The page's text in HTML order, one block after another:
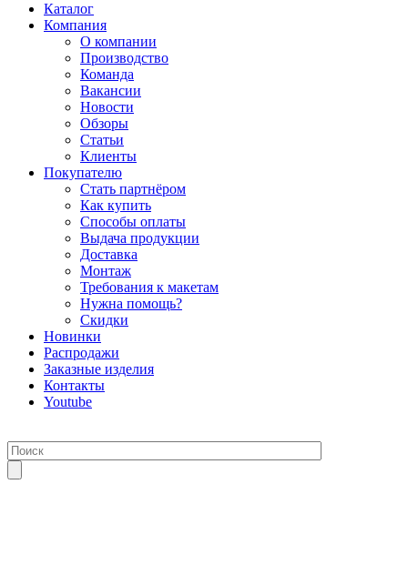
Каталог
Компания
О компании
Производство
Команда
Вакансии
Новости
Обзоры
Статьи
Клиенты
Покупателю
Стать партнёром
Как купить
Способы оплаты
Выдача продукции
Доставка
Монтаж
Требования к макетам
Нужна помощь?
Скидки
Новинки
Распродажи
Заказные изделия
Контакты
Youtube